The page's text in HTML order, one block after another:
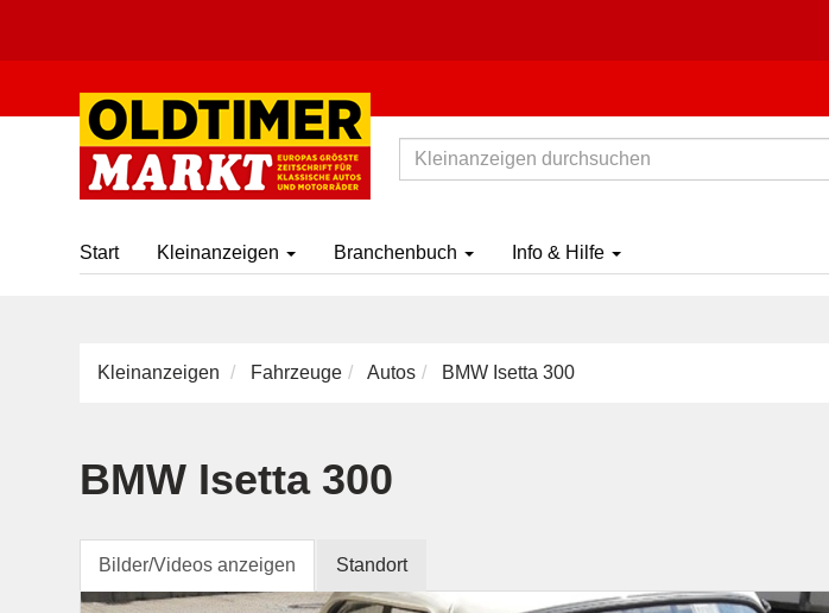
Start Kleinanzeigen Branchenbuch Info & Hilfe
Kleinanzeigen Fahrzeuge Autos BMW Isetta 300
BMW Isetta 300
Bilder/Videos anzeigen Standort